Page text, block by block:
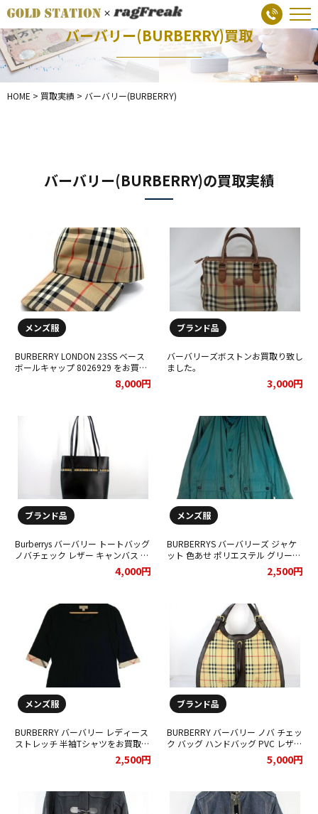
バーバリー(BURBERRY)買取
HOME > 買取実績 > バーバリー(BURBERRY)
バーバリー(BURBERRY)の買取実績
メンズ服
BURBERRY LONDON 23SS ベース
ボールキャップ 8026929 をお買取
りさせていただきました。8,000円
ブランド品
バーバリーズボストンお買取り致し
ました。
3,000円
ブランド品
Burberrys バーバリー トートバッグ
ノバチェック レザー キャンバス 肩
掛け レディースをお買取りさせて
4,000円
メンズ服
BURBERRYS バーバリーズ ジャケ
ット 色あせ ポリエステル グリーン
をお買取りさせて頂きました★2,500円
メンズ服
BURBERRY バーバリー レディース
ストレッチ 半袖Tシャツをお買取り
2,500円
ブランド品
BURBERRY バーバリー ノバ チェッ
ク バッグ ハンドバッグ PVC レザー
ベージュ ゴールド金具をお買取り
5,000円